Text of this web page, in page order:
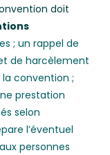
doit
; un rappel de
de harcèlement
convention ;
prestation
selon
l’éventuel
personnes